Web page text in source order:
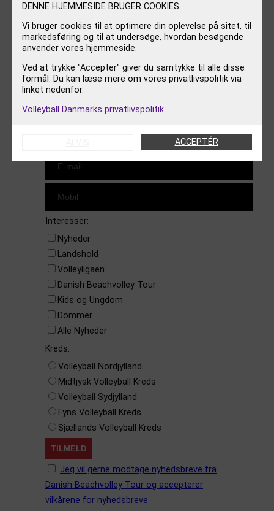
Instagramhttps://www.facebook.com/danishbeachvolleytour LinkedIn
TILMELD NYHEDSBREV
Interesser:
Nyheder
Landshold
Volleyligaen
Danish Beachvolley Tour
Kids og Ungdom
Dommer
Alle Nyheder
Kreds:
Volleyball Nordjylland
Midtjysk Volleyball Kreds
Volleyball Sydjylland
Fyns Volleyball Kreds
Sjællands Volleyball Kreds
Jeg vil gerne modtage nyhedsbreve fra
Danish Beachvolley Tour og accepterer
vilkårene for nyhedsbreve
DENNE HJEMMESIDE BRUGER COOKIES
Vi bruger cookies til at optimere din oplevelse på sitet, til
markedsføring og til at undersøge, hvordan besøgende
anvender vores hjemmeside.
Ved at trykke "Accepter" giver du samtykke til alle disse
formål. Du kan læse mere om vores privatlivspolitik via
linket nedenfor.
Volleyball Danmarks privatlivspolitik
ACCEPTÉR